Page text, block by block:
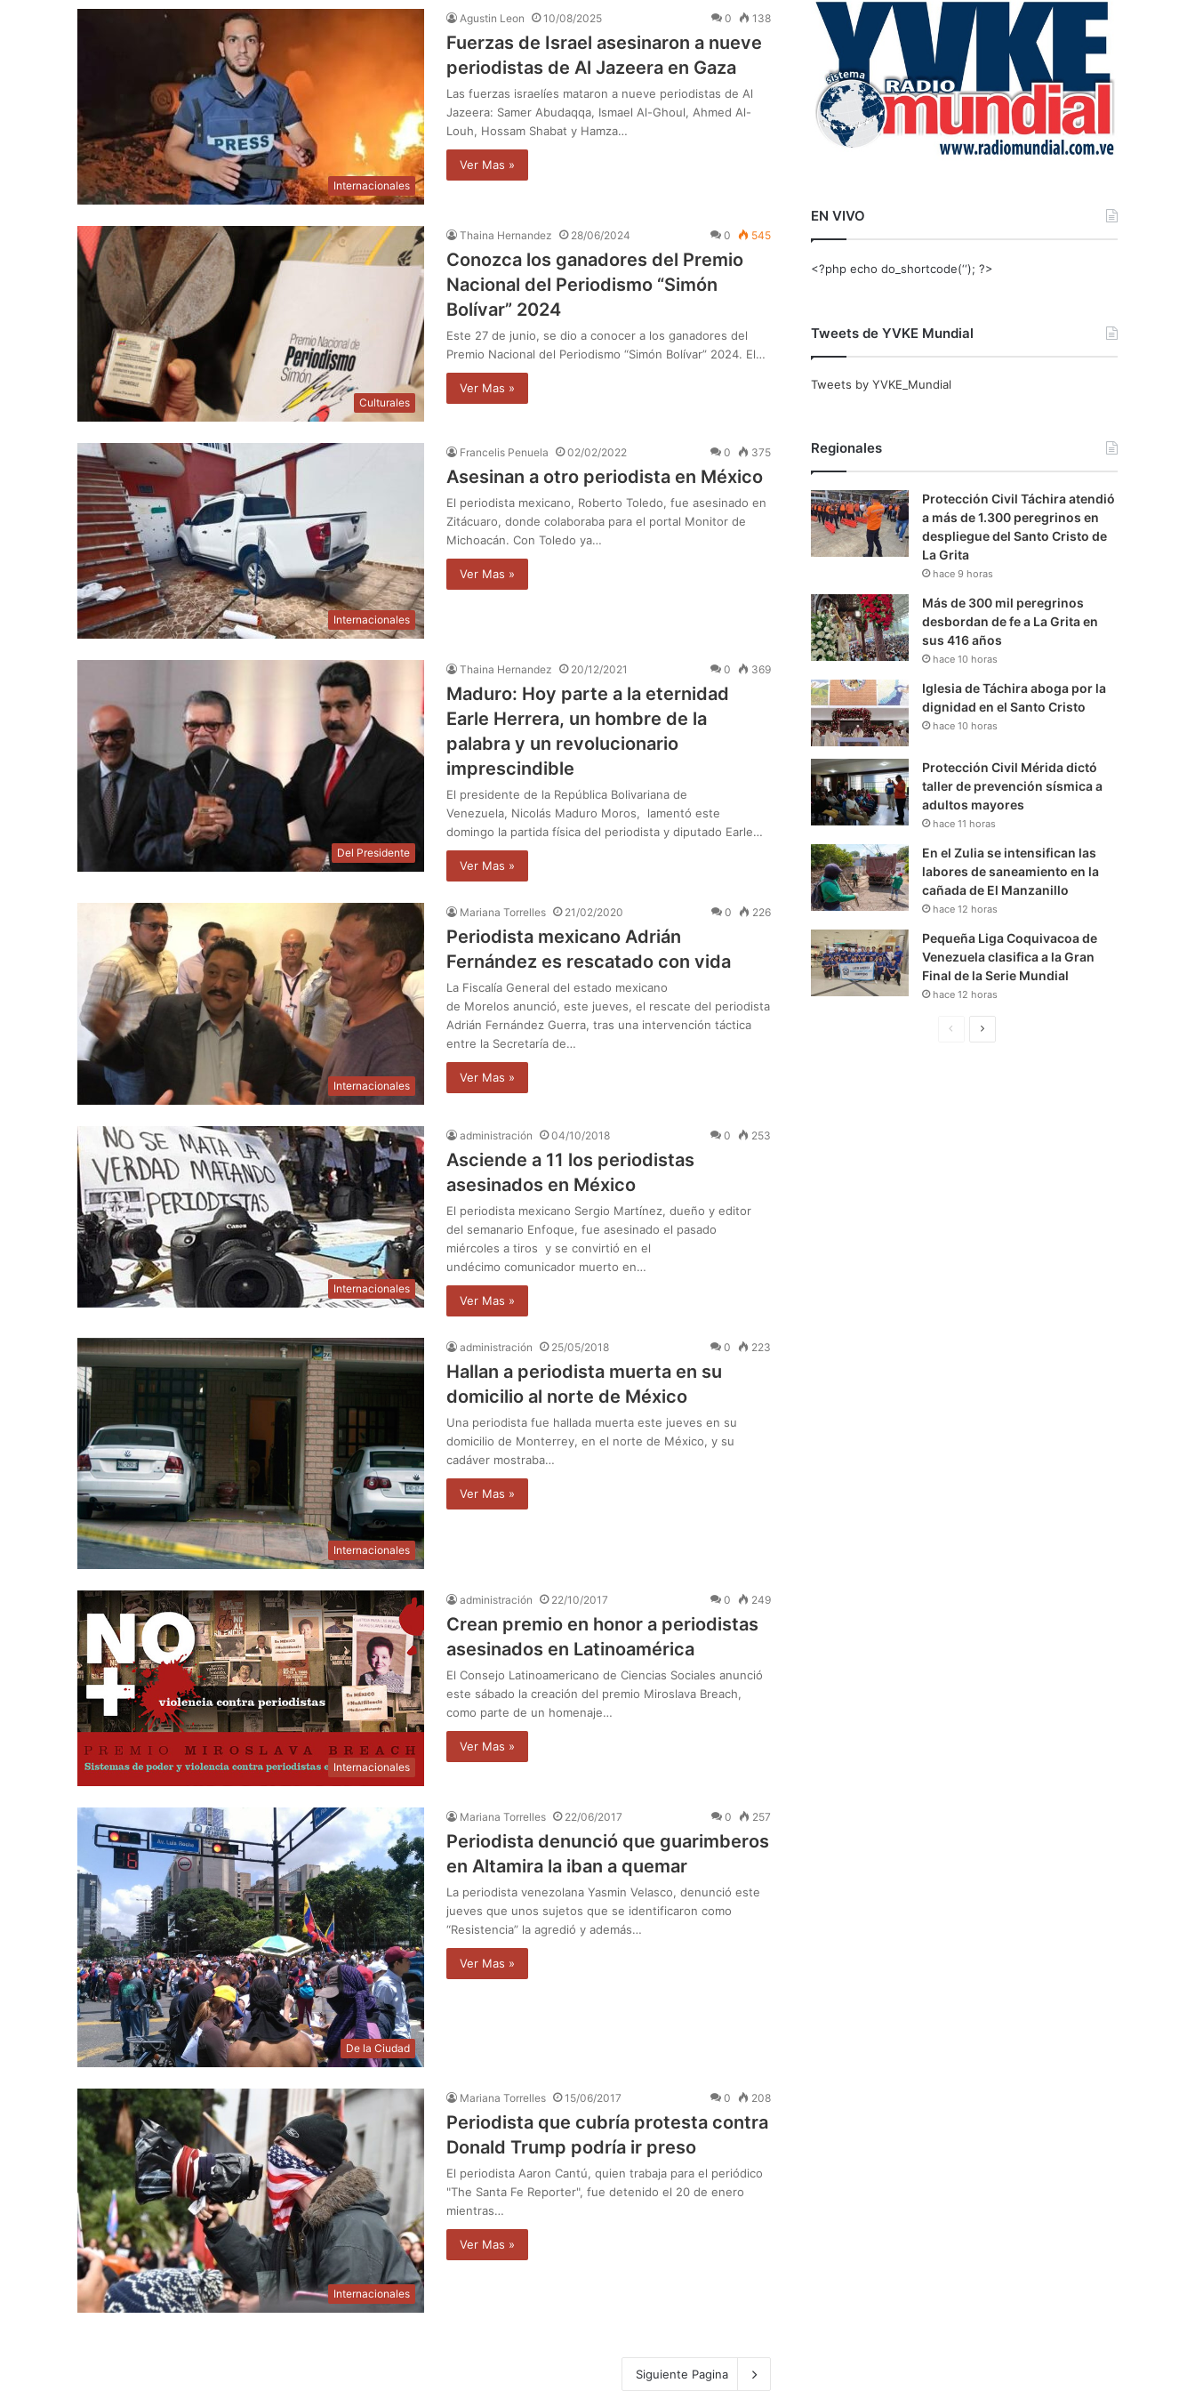
Internacionales
Agustin Leon 10/08/2025 0 138
Fuerzas de Israel asesinaron a nueve
periodistas de Al Jazeera en Gaza
Las fuerzas israelíes mataron a nueve periodistas de Al
Jazeera: Samer Abudaqqa, Ismael Al-Ghoul, Ahmed Al-
Louh, Hossam Shabat y Hamza…
Ver Mas »
Culturales
Thaina Hernandez 28/06/2024 0 545
Conozca los ganadores del Premio
Nacional del Periodismo “Simón
Bolívar” 2024
Este 27 de junio, se dio a conocer a los ganadores del
Premio Nacional del Periodismo “Simón Bolívar” 2024. El…
Ver Mas »
Internacionales
Francelis Penuela 02/02/2022 0 375
Asesinan a otro periodista en México
El periodista mexicano, Roberto Toledo, fue asesinado en
Zitácuaro, donde colaboraba para el portal Monitor de
Michoacán. Con Toledo ya…
Ver Mas »
Del Presidente
Thaina Hernandez 20/12/2021 0 369
Maduro: Hoy parte a la eternidad
Earle Herrera, un hombre de la
palabra y un revolucionario
imprescindible
El presidente de la República Bolivariana de
Venezuela, Nicolás Maduro Moros, lamentó este
domingo la partida física del periodista y diputado Earle…
Ver Mas »
Internacionales
Mariana Torrelles 21/02/2020 0 226
Periodista mexicano Adrián
Fernández es rescatado con vida
La Fiscalía General del estado mexicano
de Morelos anunció, este jueves, el rescate del periodista
Adrián Fernández Guerra, tras una intervención táctica
entre la Secretaría de…
Ver Mas »
Internacionales
administración 04/10/2018 0 253
Asciende a 11 los periodistas
asesinados en México
El periodista mexicano Sergio Martínez, dueño y editor
del semanario Enfoque, fue asesinado el pasado
miércoles a tiros y se convirtió en el
undécimo comunicador muerto en…
Ver Mas »
Internacionales
administración 25/05/2018 0 223
Hallan a periodista muerta en su
domicilio al norte de México
Una periodista fue hallada muerta este jueves en su
domicilio de Monterrey, en el norte de México, y su
cadáver mostraba…
Ver Mas »
Internacionales
administración 22/10/2017 0 249
Crean premio en honor a periodistas
asesinados en Latinoamérica
El Consejo Latinoamericano de Ciencias Sociales anunció
este sábado la creación del premio Miroslava Breach,
como parte de un homenaje…
Ver Mas »
De la Ciudad
Mariana Torrelles 22/06/2017 0 257
Periodista denunció que guarimberos
en Altamira la iban a quemar
La periodista venezolana Yasmin Velasco, denunció este
jueves que unos sujetos que se identificaron como
“Resistencia” la agredió y además…
Ver Mas »
Internacionales
Mariana Torrelles 15/06/2017 0 208
Periodista que cubría protesta contra
Donald Trump podría ir preso
El periodista Aaron Cantú, quien trabaja para el periódico
"The Santa Fe Reporter", fue detenido el 20 de enero
mientras…
Ver Mas »
Siguiente Pagina
r
EN VIVO
<?php echo do_shortcode(‘‘); ?>
Tweets de YVKE Mundial
Tweets by YVKE_Mundial
Regionales
Protección Civil Táchira atendió
a más de 1.300 peregrinos en
despliegue del Santo Cristo de
La Grita
hace 9 horas
Más de 300 mil peregrinos
desbordan de fe a La Grita en
sus 416 años
hace 10 horas
Iglesia de Táchira aboga por la
dignidad en el Santo Cristo
hace 10 horas
Protección Civil Mérida dictó
taller de prevención sísmica a
adultos mayores
hace 11 horas
En el Zulia se intensifican las
labores de saneamiento en la
cañada de El Manzanillo
hace 12 horas
Pequeña Liga Coquivacoa de
Venezuela clasifica a la Gran
Final de la Serie Mundial
hace 12 horas
S